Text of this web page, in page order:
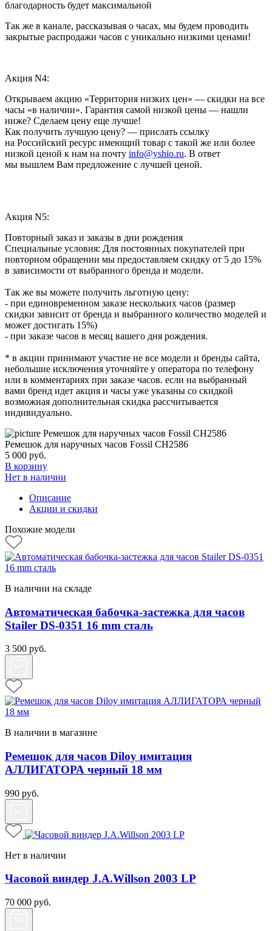
благодарность будет максимальной
Так же в канале, рассказывая о часах, мы будем проводить
закрытые распродажи часов с уникально низкими ценами!
Акция N4:
Открываем акцию «Территория низких цен» — скидки на все
часы «в наличии». Гарантия самой низкой цены — нашли
ниже? Сделаем цену еще лучше!
Как получить лучшую цену? — прислать ссылку
на Российский ресурс имеющий товар с такой же или более
низкой ценой к нам на почту info@yshio.ru. В ответ
мы вышлем Вам предложение с лучшей ценой.
Акция N5:
Повторный заказ и заказы в дни рождения
Специальные условия: Для постоянных покупателей при
повторном обращении мы предоставляем скидку от 5 до 15%
в зависимости от выбранного бренда и модели.
Так же вы можете получить льготную цену:
- при единовременном заказе нескольких часов (размер
скидки зависит от бренда и выбранного количество моделей и
может достигать 15%)
- при заказе часов в месяц вашего дня рождения.
* в акции принимают участие не все модели и бренды сайта,
небольшие исключения уточняйте у оператора по телефону
или в комментариях при заказе часов. если на выбранный
вами бренд идет акция и часы уже указаны со скидкой
возможная дополнительная скидка рассчитывается
индивидуально.
Ремешок для наручных часов Fossil CH2586
5 000 руб.
В корзину
Нет в наличии
Описание
Акции и скидки
Похожие модели
В наличии на складе
Автоматическая бабочка-застежка для часов
Stailer DS-0351 16 mm сталь
3 500 руб.
В наличии в магазине
Ремешок для часов Diloy имитация
АЛЛИГАТОРА черный 18 мм
990 руб.
Нет в наличии
Часовой виндер J.A.Willson 2003 LP
70 000 руб.